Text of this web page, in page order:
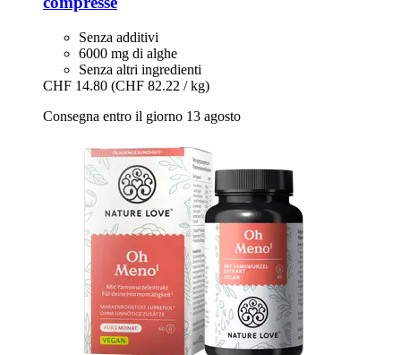
Senza additivi
6000 mg di alghe
Senza altri ingredienti
CHF 14.80 (CHF 82.22 / kg)
Consegna entro il giorno 13 agosto